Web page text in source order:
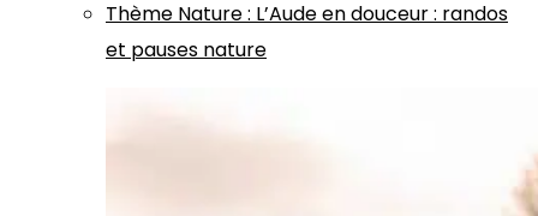
Thème Nature: L’Aude en douceur : randos
et pauses nature